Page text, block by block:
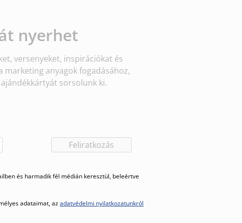
nyerhet
versenyeket, inspirációkat és
anyagok fogadásához,
sorsolunk ki.
Feliratkozás
és harmadik fél médián keresztül, beleértve
adataimat, azadatvédelmi nyilatkozatunkról